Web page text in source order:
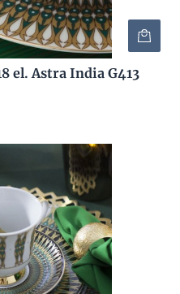
el. Astra India G413